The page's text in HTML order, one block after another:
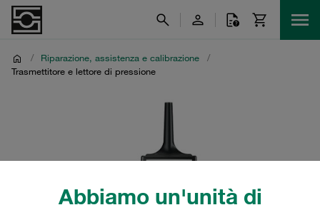
Abbiamo un'unità di
/ Riparazione, assistenza e calibrazione
/
Trasmettitore e lettore di pressione